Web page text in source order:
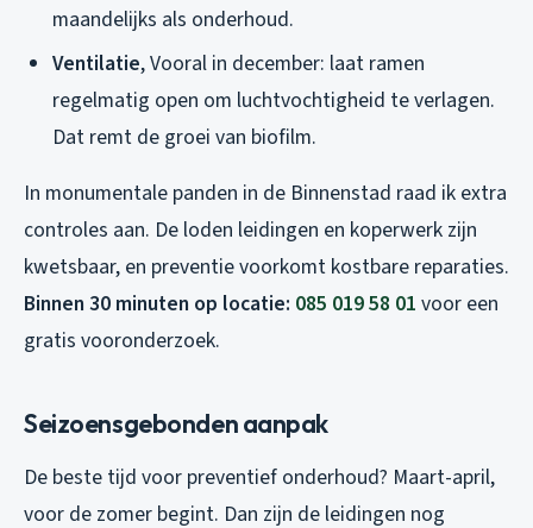
maandelijks als onderhoud.
Ventilatie, Vooral in december: laat ramen
regelmatig open om luchtvochtigheid te verlagen.
Dat remt de groei van biofilm.
In monumentale panden in de Binnenstad raad ik extra
controles aan. De loden leidingen en koperwerk zijn
kwetsbaar, en preventie voorkomt kostbare reparaties.
Binnen 30 minuten op locatie: 085 019 58 01 voor een
gratis vooronderzoek.
Seizoensgebonden aanpak
De beste tijd voor preventief onderhoud? Maart-april,
voor de zomer begint. Dan zijn de leidingen nog